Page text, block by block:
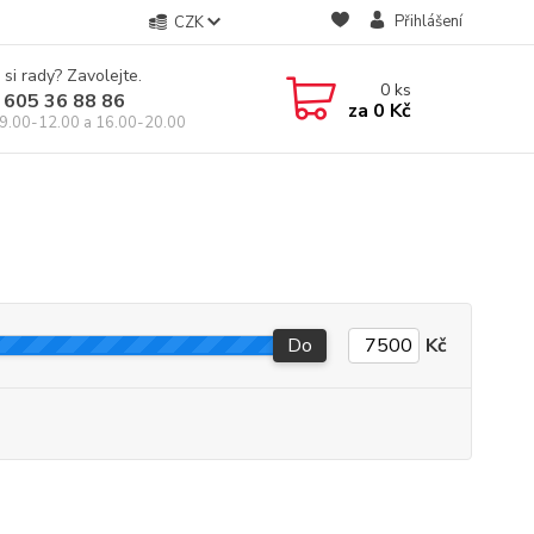
CZK Přihlášení
rady? Zavolejte.
36 88 86
12.00 a 16.00-20.00
0ks
za 0 Kč
Do Kč